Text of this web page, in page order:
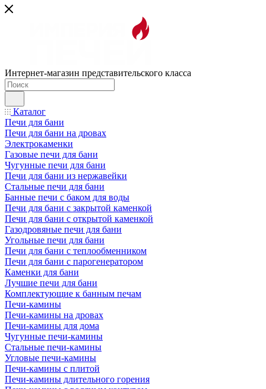
Интернет-магазин представительского класса
Каталог
Печи для бани
Печи для бани на дровах
Электрокаменки
Газовые печи для бани
Чугунные печи для бани
Печи для бани из нержавейки
Стальные печи для бани
Банные печи с баком для воды
Печи для бани с закрытой каменкой
Печи для бани с открытой каменкой
Газодровяные печи для бани
Угольные печи для бани
Печи для бани с теплообменником
Печи для бани с парогенератором
Каменки для бани
Лучшие печи для бани
Комплектующие к банным печам
Печи-камины
Печи-камины на дровах
Печи-камины для дома
Чугунные печи-камины
Стальные печи-камины
Угловые печи-камины
Печи-камины с плитой
Печи-камины длительного горения